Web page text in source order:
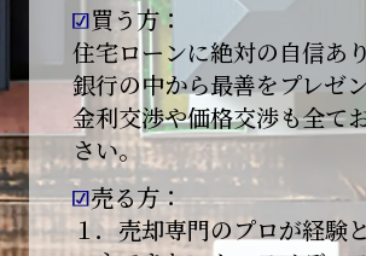
2026-01-09
【新年あけましておめでとうござい
本日より始業いたしました。
昨年は多くのご縁とご支援をいただ
感謝申し上げます。
本年も地域に根ざし、誠実な仕事を
参ります。
買う方：
住宅ローンに絶対の自信あ
銀行の中から最善をプレゼン
金利交渉や価格交渉も全て
さい。
売る方：
１．売却専門のプロが経験